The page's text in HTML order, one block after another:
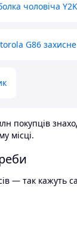
чоловіча
G86
місці.
— так кажуть